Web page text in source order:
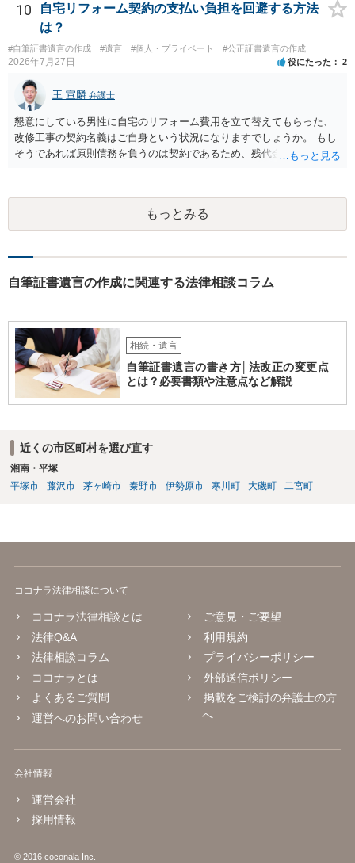
10
自宅リフォーム契約の支払い負担を回避する方法
は？
#自筆証書遺言の作成 #遺言 #個人・プライベート #公正証書遺言の作成
2026年7月27日 役にたった 2
王 宣麟 弁護士
懇意にしている男性に自宅のリフォーム費用を立て替えてもらった、
改修工事の契約名義はご自身という状況になりますでしょうか。 もし
そうであれば原則債務を負うのは契約であるため、残代金を捻出して
ます。 入籍した場合でも、原則契約者が単独で全ての債務を負うこと
には変わりがありません。 なかなか対応に難しい案件であり、公開の
場でアドバイスを行うのも限界があるように思われますので、資料等
を持参のうえ個別に弁護士に相談されることをお勧めします。
もっとみる
自筆証書遺言の作成に関連する法律相談コラム
相続・遺言
自筆証書遺言の書き方│法改正の変更点
とは？必要書類や注意点など解説
近くの市区町村を選び直す
湘南・平塚
平塚市
藤沢市 茅ヶ崎市 秦野市 伊勢原市 寒川町 大磯町 二宮町
ココナラ法律相談について
ココナラ法律相談とは
法律Q&A
法律相談コラム
ココナラとは
よくあるご質問
運営へのお問い合わせ
ご意見・ご要望
利用規約
プライバシーポリシー
外部送信ポリシー
掲載をご検討の弁護士の方
へ
会社情報
運営会社
採用情報
© 2016 coconala Inc.